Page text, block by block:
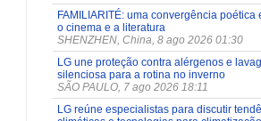
FAMILIARITÉ: uma convergência poética
o cinema e a literatura
SHENZHEN, China, 8 ago 2026 01:30
LG une proteção contra alérgenos e
silenciosa para a rotina no inverno
SÃO PAULO, 7 ago 2026 18:11
LG reúne especialistas para discutir